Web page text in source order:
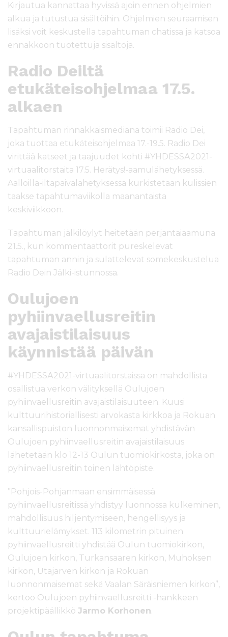
Kirjautua kannattaa hyvissä ajoin ennen ohjelmien
alkua ja tutustua sisältöihin. Ohjelmien seuraamisen
lisäksi voit keskustella tapahtuman chatissa ja katsoa
ennakkoon tuotettuja sisältöjä.
Radio Deiltä
etukäteisohjelmaa 17.5.
alkaen
Tapahtuman rinnakkaismediana toimii Radio Dei,
joka tuottaa etukäteisohjelmaa 17.-19.5. Radio Dei
virittää katseet ja taajuudet kohti #YHDESSÄ2021-
virtuaalitorstaita 17.5. Herätys!-aamulähetyksessä.
Aalloilla-iltapäivälähetyksessä kurkistetaan kulissien
taakse tapahtumaviikolla maanantaista
keskiviikkoon.
Tapahtuman jälkilöylyt heitetään perjantaiaamuna
21.5., kun kommentaattorit pureskelevat
tapahtuman annin ja sulattelevat somekeskustelua
Radio Dein Jälki-istunnossa.
Oulujoen
pyhiinvaellusreitin
avajaistilaisuus
käynnistää päivän
#YHDESSÄ2021-virtuaalitorstaissa on mahdollista
osallistua verkon välityksellä Oulujoen
pyhiinvaellusreitin avajaistilaisuuteen. Kuusi
kulttuurihistoriallisesti arvokasta kirkkoa ja Rokuan
kansallispuiston luonnonmaisemat yhdistävän
Oulujoen pyhiinvaellusreitin avajaistilaisuus
lähetetään klo 12-13 Oulun tuomiokirkosta, joka on
pyhiinvaellusreitin toinen lähtöpiste.
”Pohjois-Pohjanmaan ensimmäisessä
pyhiinvaellusreitissä yhdistyy luonnossa kulkeminen,
mahdollisuus hiljentymiseen, hengellisyys ja
kulttuurielämykset. 113 kilometrin pituinen
pyhiinvaellusreitti yhdistää Oulun tuomiokirkon,
Oulujoen kirkon, Turkansaaren kirkon, Muhoksen
kirkon, Utajärven kirkon ja Rokuan
luonnonmaisemat sekä Vaalan Säräisniemen kirkon”,
kertoo Oulujoen pyhiinvaellusreitti -hankkeen
projektipäällikkö Jarmo Korhonen.